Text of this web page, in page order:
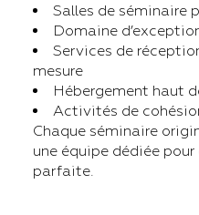
Salles de séminaire
Domaine
Services de
mesure
Hébergement haut
Activités de
Chaque séminaire
une équipe dédiée
parfaite.